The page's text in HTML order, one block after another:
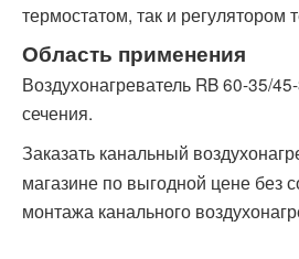
термостатом, так и
Область применения
Воздухонагреватель RB 60-35/
сечения.
Заказать канальный
магазине по выгодной цене без
монтажа канального